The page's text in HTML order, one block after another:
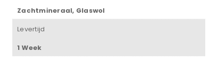
Zachtmineraal, Glaswol
Levertijd
1 Week